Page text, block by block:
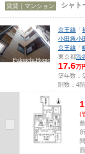
賃貸｜マンション シャト
京王線 「
小田急小
京王線 「
東京都渋
17.6万
築年数：
階数：4
(